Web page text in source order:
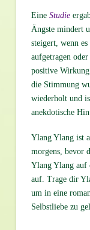
Eine Studie
Ängste mindert
steigert, wenn
aufgetragen
positive
die Stimmung
wiederholt und
anekdotische
Ylang Ylang ist
morgens, bevor
Ylang Ylang auf
auf. Trage dir
um in eine
Selbstliebe zu